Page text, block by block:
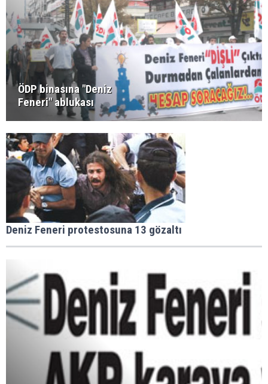
ÖDP binasına "Deniz
Feneri" ablukası
Deniz Feneri protestosuna 13 gözaltı